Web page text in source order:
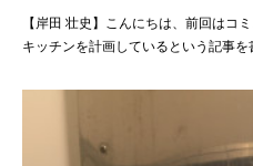
【岸田 壮史】こんにちは、前回はコ
キッチンを計画しているという記事